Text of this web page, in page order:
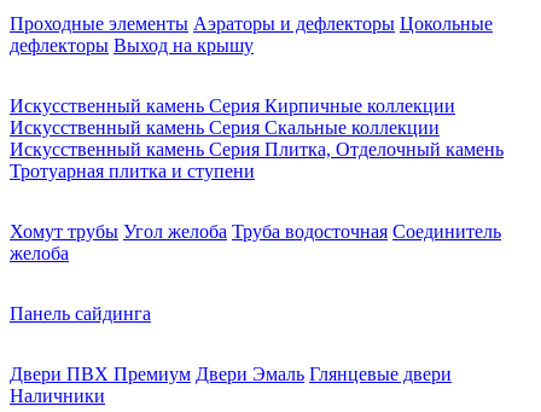
Проходные элементы Аэраторы и дефлекторы Цокольные
дефлекторы Выход на крышу
Искусственный камень Серия Кирпичные коллекции
Искусственный камень Серия Скальные коллекции
Искусственный камень Серия Плитка, Отделочный камень
Тротуарная плитка и ступени
Хомут трубы Угол желоба Труба водосточная Соединитель
желоба
Панель сайдинга
Двери ПВХ Премиум Двери Эмаль Глянцевые двери
Наличники